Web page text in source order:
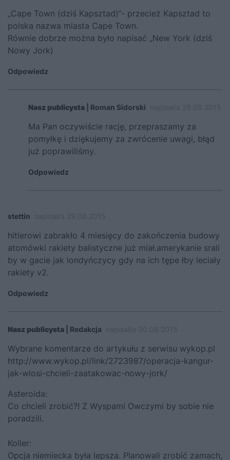
„Cape Town (dziś Kapsztad)”- przecież Kapsztad to
polska nazwa miasta Cape Town.
Równie dobrze można było napisać „New York (dziś
Nowy Jork)
Odpowiedz
Nasz publicysta | Roman Sidorski
Ma Pan oczywiście rację, przepraszamy za
pomyłkę i dziękujemy za zwrócenie uwagi, błąd
już poprawiliśmy.
Odpowiedz
stettin
hitlerowi zabrakło 4 miesięcy do zakończenia budowy
atomówki rakiety balistyczne już miał.amerykanie srali
by w gacie jak londyńczycy gdy na ich tępe łby leciały
rakiety v2.
Odpowiedz
Nasz publicysta | Redakcja
Wybrane komentarze do artykułu z serwisu wykop.pl
http://www.wykop.pl/link/2723987/operacja-kangur-
jak-wlosi-chcieli-zaatakowac-nowy-jork/
Asteroida:
Co chcieli zrobić?! Z Wyspami Owczymi by sobie nie
poradzili.
Koller:
Opcja niemiecka była lepsza. Planowali zrobić zamach,